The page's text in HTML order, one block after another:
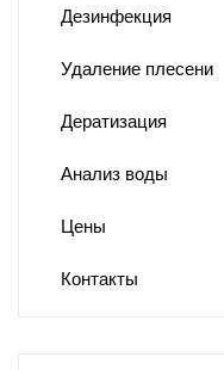
Дезинфекция
Удаление плесени
Дератизация
Анализ воды
Цены
Контакты